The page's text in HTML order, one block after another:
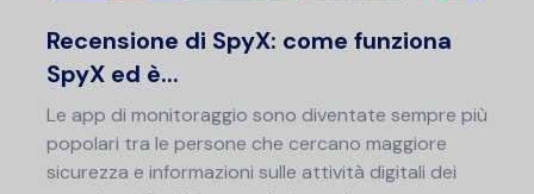
Recensione di SpyX: come funziona
SpyX ed è...
Le app di monitoraggio sono diventate sempre più
popolari tra le persone che cercano maggiore
sicurezza e informazioni sulle attività digitali dei